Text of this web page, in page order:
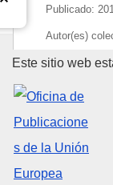
Publicado:
Autor(es)
IMMC : ST
Oficina
Este sitio web